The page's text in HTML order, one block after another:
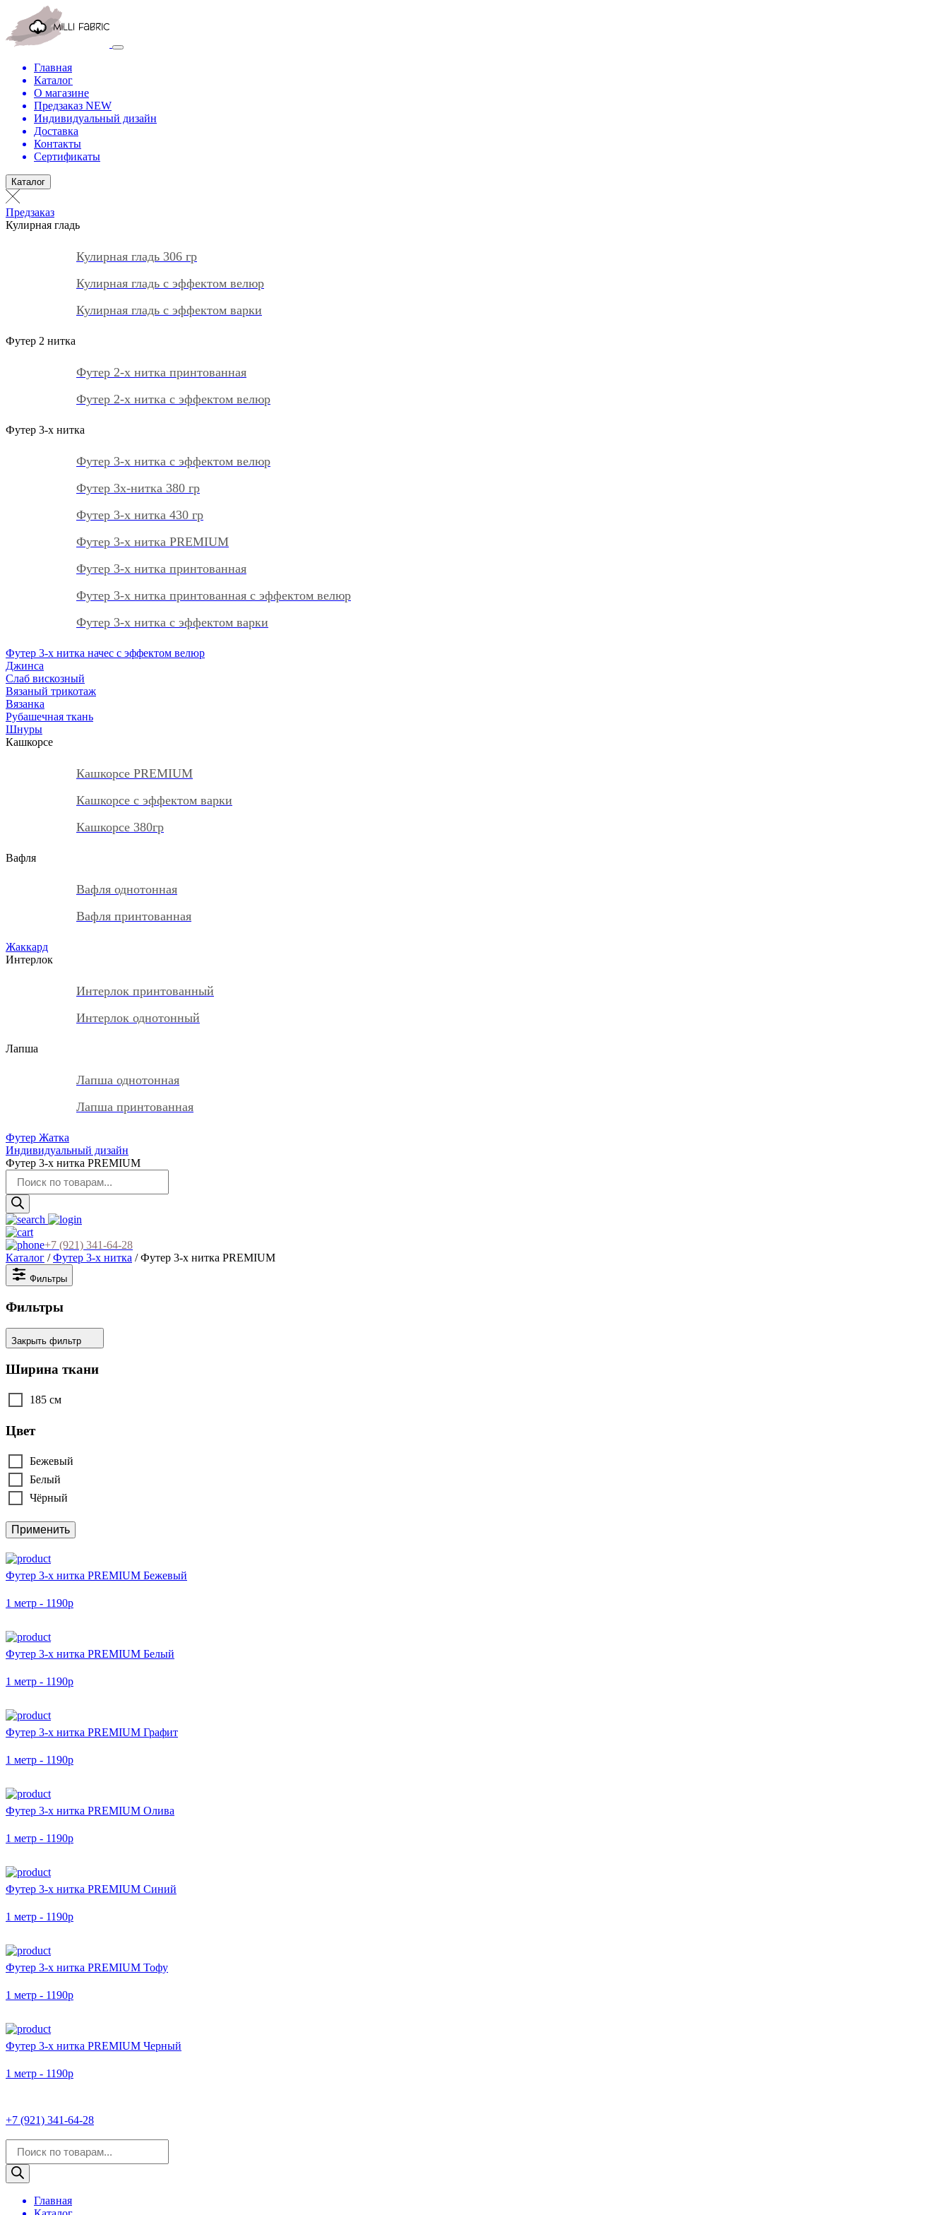
Главная
Каталог
О магазине
Предзаказ NEW
Индивидуальный дизайн
Доставка
Контакты
Сертификаты
Каталог
Предзаказ
Кулирная гладь
Кулирная гладь 306 гр
Кулирная гладь с эффектом велюр
Кулирная гладь с эффектом варки
Футер 2 нитка
Футер 2-х нитка принтованная
Футер 2-х нитка с эффектом велюр
Футер 3-х нитка
Футер 3-х нитка с эффектом велюр
Футер 3х-нитка 380 гр
Футер 3-х нитка 430 гр
Футер 3-х нитка PREMIUM
Футер 3-х нитка принтованная
Футер 3-х нитка принтованная с эффектом велюр
Футер 3-х нитка с эффектом варки
Футер 3-х нитка начес с эффектом велюр
Джинса
Слаб вискозный
Вязаный трикотаж
Вязанка
Рубашечная ткань
Шнуры
Кашкорсе
Кашкорсе PREMIUM
Кашкорсе с эффектом варки
Кашкорсе 380гр
Вафля
Вафля однотонная
Вафля принтованная
Жаккард
Интерлок
Интерлок принтованный
Интерлок однотонный
Лапша
Лапша однотонная
Лапша принтованная
Футер Жатка
Индивидуальный дизайн
Футер 3-х нитка PREMIUM
товаров
+7 (921) 341-64-28
Каталог /Футер 3-х нитка / Футер 3-х нитка PREMIUM
Фильтры
Фильтры
Закрыть фильтр
Ширина ткани
185 см
Цвет
Бежевый
Белый
Чёрный
Применить
Футер 3-х нитка PREMIUM Бежевый
1 метр - 1190р
Футер 3-х нитка PREMIUM Белый
1 метр - 1190р
Футер 3-х нитка PREMIUM Графит
1 метр - 1190р
Футер 3-х нитка PREMIUM Олива
1 метр - 1190р
Футер 3-х нитка PREMIUM Синий
1 метр - 1190р
Футер 3-х нитка PREMIUM Тофу
1 метр - 1190р
Футер 3-х нитка PREMIUM Черный
1 метр - 1190р
+7 (921) 341-64-28
товаров
Главная